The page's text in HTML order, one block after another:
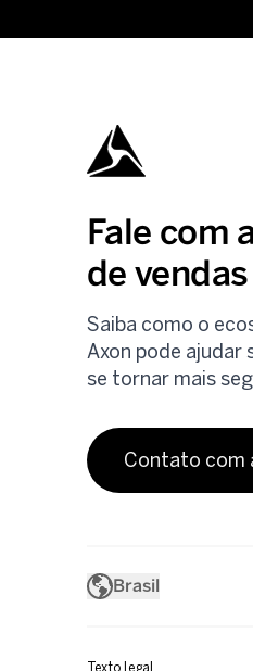
Fale com
de vendas
Saiba como o
Axon pode ajudar
se tornar mais
Contato com
Brasil
Texto legal